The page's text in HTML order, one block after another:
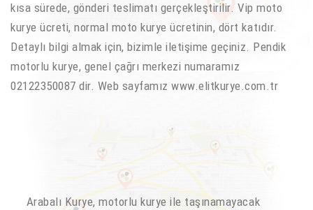
kısa sürede, gönderi teslimatı gerçekleştirilir. Vip moto
kurye ücreti, normal moto kurye ücretinin, dört katıdır.
Detaylı bilgi almak için, bizimle iletişime geçiniz. Pendik
motorlu kurye, genel çağrı merkezi numaramız
02122350087 dir. Web sayfamız www.elitkurye.com.tr
Arabalı Kurye, motorlu kurye ile taşınamayacak